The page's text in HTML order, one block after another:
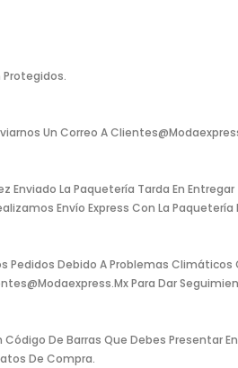
Protegidos.
Un Correo A
La Paquetería Tarda En
Envío Express Con La
Debido A Problemas Climáticos
Para Dar
De Barras Que Debes Presentar
De Compra.